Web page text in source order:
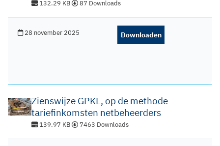
132.29 KB 87 Downloads
28 november 2025 Downloaden
Zienswijze GPKL, op de methode
tariefinkomsten netbeheerders
139.97 KB 7463 Downloads